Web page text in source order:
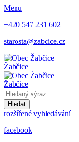
Menu
+420 547 231 602
starosta@zabcice.cz
Žabčice
Žabčice
Hledat
rozšířené vyhledávání
facebook